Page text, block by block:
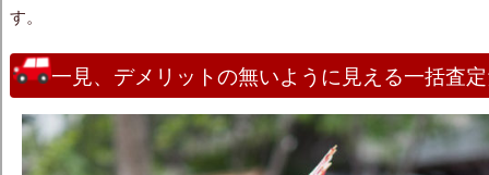
す。
一見、デメリットの無いように見える一括査